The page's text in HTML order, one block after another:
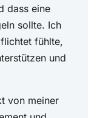
dass eine
sollte. Ich
fühlte,
und
von meiner